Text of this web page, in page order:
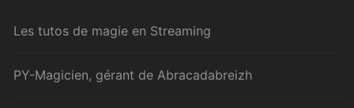
Les tutos de magie en Streaming
PY-Magicien, gérant de Abracadabreizh